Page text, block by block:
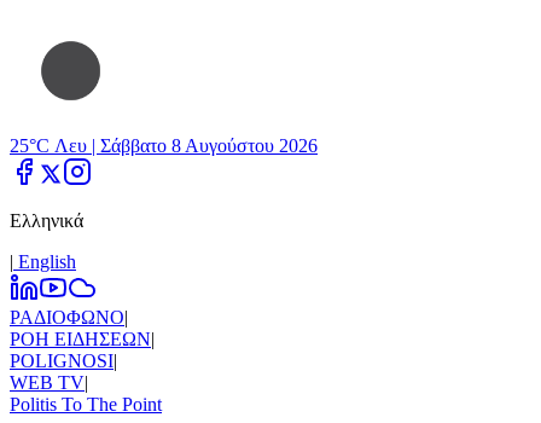
25°C Λευ | Σάββατο 8 Αυγούστου 2026
Ελληνικά
| Εnglish
ΡΑΔΙΟΦΩΝΟ|
ΡΟΗ ΕΙΔΗΣΕΩΝ|
POLIGNOSI|
WEB TV|
Politis To The Point